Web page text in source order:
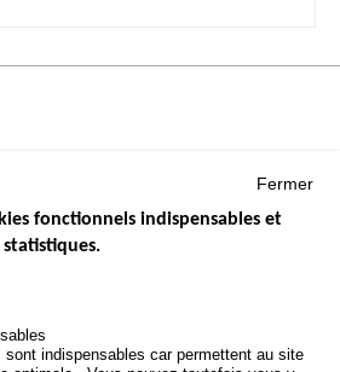
PERSONNELLES DES ACCIDENTS DE
Fermer
fonctionnels indispensables et
statistiques.
indispensables car permettent au site